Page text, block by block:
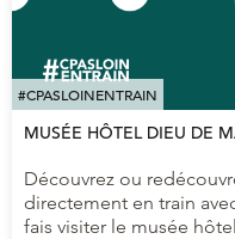
#CPASLOINENTRAIN
MUSÉE HÔTEL DIEU DE
Découvrez ou
directement en train
fais visiter le musée